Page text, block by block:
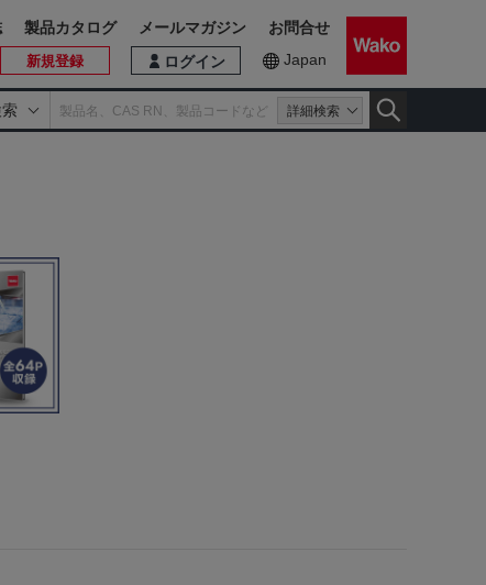
詳細検索
ログイン
新規登録 Japan
製品カタログ メールマガジン お問合せ